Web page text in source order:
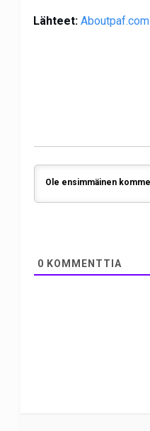
Lähteet: Aboutpaf.com
0 KOMMENTTIA